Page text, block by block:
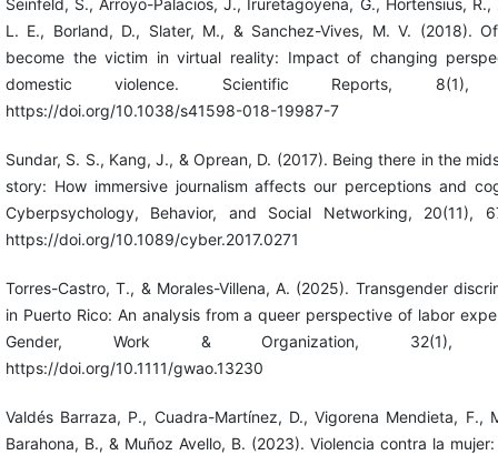
Seinfeld, S., Arroyo-Palacios, J., Iruretagoyena, G., Hortensius, R.,
L. E., Borland, D., Slater, M., & Sanchez-Vives, M. V. (2018).
become the victim in virtual reality: Impact of changing
domestic violence. Scientific Reports, 8(1),
https://doi.org/10.1038/s41598-018-19987-7
Sundar, S. S., Kang, J., & Oprean, D. (2017). Being there in the
story: How immersive journalism affects our perceptions and
Cyberpsychology, Behavior, and Social Networking, 20(11),
https://doi.org/10.1089/cyber.2017.0271
Torres-Castro, T., & Morales-Villena, A. (2025). Transgender
in Puerto Rico: An analysis from a queer perspective of labor
Gender, Work & Organization, 32(1),
https://doi.org/10.1111/gwao.13230
Valdés Barraza, P., Cuadra-Martínez, D., Vigorena Mendieta, F.,
Barahona, B., & Muñoz Avello, B. (2023). Violencia contra la